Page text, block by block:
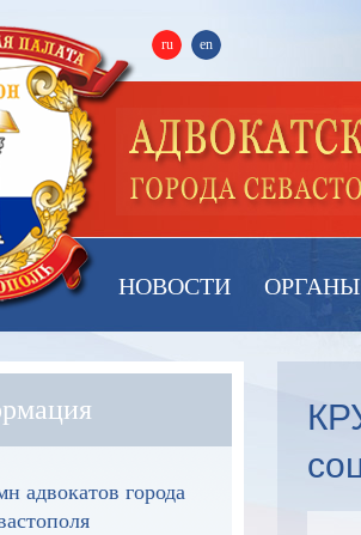
ru en
НОВОСТИ
адвокатов города